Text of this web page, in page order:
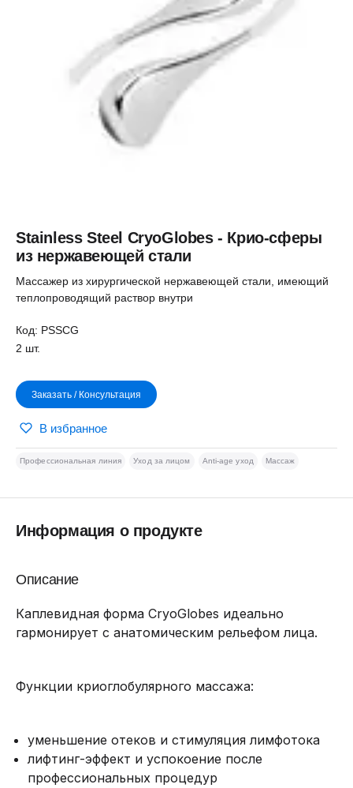
Stainless Steel CryoGlobes - Крио-сферы
из нержавеющей стали
Массажер из хирургической нержавеющей стали, имеющий
теплопроводящий раствор внутри
Код: PSSCG
2 шт.
Заказать / Консультация
В избранное
Профессиональная линия Уход за лицом Anti-age уход Массаж
Информация о продукте
Описание
Каплевидная форма CryoGlobes идеально
гармонирует с анатомическим рельефом лица.
Функции криоглобулярного массажа:
уменьшение отеков и стимуляция лимфотока
лифтинг-эффект и успокоение после
профессиональных процедур